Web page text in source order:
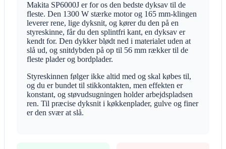
Makita SP6000J er for os den bedste dyksav til de
fleste. Den 1300 W stærke motor og 165 mm-klingen
leverer rene, lige dyksnit, og kører du den på en
styreskinne, får du den splintfri kant, en dyksav er
kendt for. Den dykker blødt ned i materialet uden at
slå ud, og snitdybden på op til 56 mm rækker til de
fleste plader og bordplader.
Styreskinnen følger ikke altid med og skal købes til,
og du er bundet til stikkontakten, men effekten er
konstant, og støvudsugningen holder arbejdspladsen
ren. Til præcise dyksnit i køkkenplader, gulve og finer
er den svær at slå.